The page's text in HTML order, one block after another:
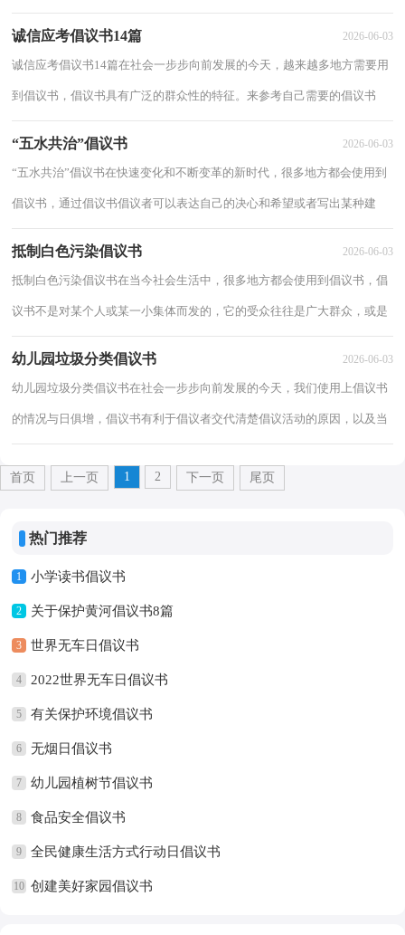
诚信应考倡议书14篇 2026-06-03
诚信应考倡议书14篇在社会一步步向前发展的今天，越来越多地方需要用
到倡议书，倡议书具有广泛的群众性的特征。来参考自己需要的倡议书
“五水共治”倡议书 2026-06-03
“五水共治”倡议书在快速变化和不断变革的新时代，很多地方都会使用到
倡议书，通过倡议书倡议者可以表达自己的决心和希望或者写出某种建
抵制白色污染倡议书 2026-06-03
抵制白色污染倡议书在当今社会生活中，很多地方都会使用到倡议书，倡
议书不是对某个人或某一小集体而发的，它的受众往往是广大群众，或是
幼儿园垃圾分类倡议书 2026-06-03
幼儿园垃圾分类倡议书在社会一步步向前发展的今天，我们使用上倡议书
的情况与日俱增，倡议书有利于倡议者交代清楚倡议活动的原因，以及当
首页 上一页 1 2 下一页 尾页
热门推荐
1 小学读书倡议书
2 关于保护黄河倡议书8篇
3 世界无车日倡议书
4 2022世界无车日倡议书
5 有关保护环境倡议书
6 无烟日倡议书
7 幼儿园植树节倡议书
8 食品安全倡议书
9 全民健康生活方式行动日倡议书
10 创建美好家园倡议书